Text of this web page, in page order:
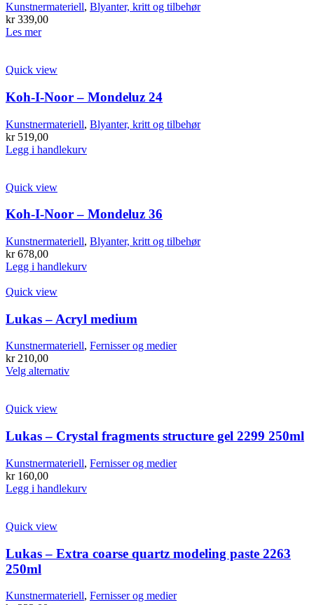
Kunstnermateriell, Blyanter, kritt og tilbehør
kr339,00
Les mer
Quick view
Koh-I-Noor – Mondeluz 24
Kunstnermateriell, Blyanter, kritt og tilbehør
kr519,00
Legg i handlekurv
Quick view
Koh-I-Noor – Mondeluz 36
Kunstnermateriell, Blyanter, kritt og tilbehør
kr678,00
Legg i handlekurv
Quick view
Lukas – Acryl medium
Kunstnermateriell, Fernisser og medier
kr210,00
Velg alternativDette
Alternativene
kan
velges
på
produktsiden
Quick view
Lukas – Crystal fragments structure gel 2299 250ml
Kunstnermateriell, Fernisser og medier
kr160,00
Legg i handlekurv
Quick view
Lukas – Extra coarse quartz modeling paste 2263
250ml
Kunstnermateriell, Fernisser og medier